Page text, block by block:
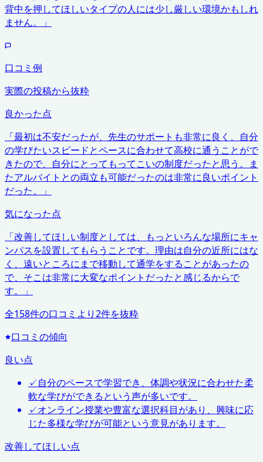
背中を押してほしいタイプの人には少し厳しい環境かもしれ
ません。
」
口コミ例
実際の投稿から抜粋
良かった点
「最初は不安だったが、先生のサポートも非常に良く、自分
の学びたいスピードとペースに合わせて高校に通うことがで
きたので、自分にとってもってこいの制度だったと思う。ま
たアルバイトとの両立も可能だったのは非常に良いポイント
だった。
」
気になった点
「改善してほしい制度としては、もっといろんな場所にキャ
ンパスを設置してもらうことです。理由は自分の近所にはな
く、遠いところにまで移動して通学をすることがあったの
で、そこは非常に大変なポイントだったと感じるからで
す。
」
全158件の口コミより2件を抜粋
口コミの傾向
良い点
✓自分のペースで学習でき、体調や状況に合わせた柔
軟な学びができるという声が多いです。
✓オンライン授業や豊富な選択科目があり、興味に応
じた多様な学びが可能という意見があります。
改善してほしい点